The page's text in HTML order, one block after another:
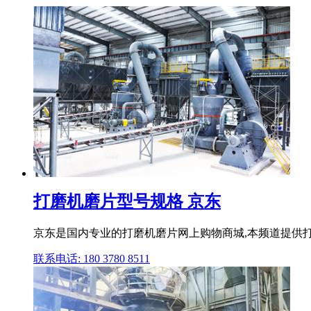
打磨机磨片型号规格 京东
京东是国内专业的打磨机磨片网上购物商城,本频道提
联系电话: 180 3780 8511